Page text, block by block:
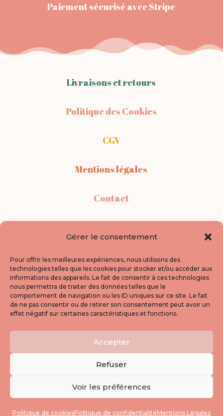
Gérer le consentement
Pour offrir les meilleures expériences, nous utilisons des
technologies telles que les cookies pour stocker et/ou accéder aux
informations des appareils. Le fait de consentir à ces technologies
nous permettra de traiter des données telles que le
comportement de navigation ou les ID uniques sur ce site. Le fait
de ne pas consentir ou de retirer son consentement peut avoir un
effet négatif sur certaines caractéristiques et fonctions.
Accepter
Refuser
Voir les préférences
Politique de cookiesPolitique de confidentialitéMentions Légales
Paiement sécurisé avec Stripe
Livraisons et retours
Politique des Cookies
CGV
Mentions légales
Contact
A propos
Politique de confidentialité
Newsletter
Inscrivez-vous pour suivre mes nouveautés,
les coulisses de mon atelier et mes coups